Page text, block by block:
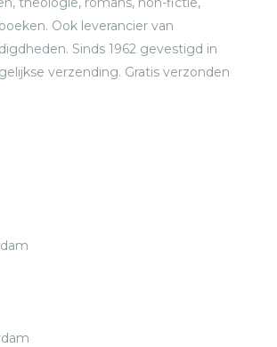
Ook leverancier van
Sinds 1962 gevestigd in
verzending. Gratis verzonden